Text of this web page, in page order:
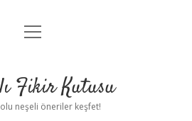
Anasayfa
Yasal Uyarı
menüyü
Fikir Kutusu
neşeli öneriler keşfet!